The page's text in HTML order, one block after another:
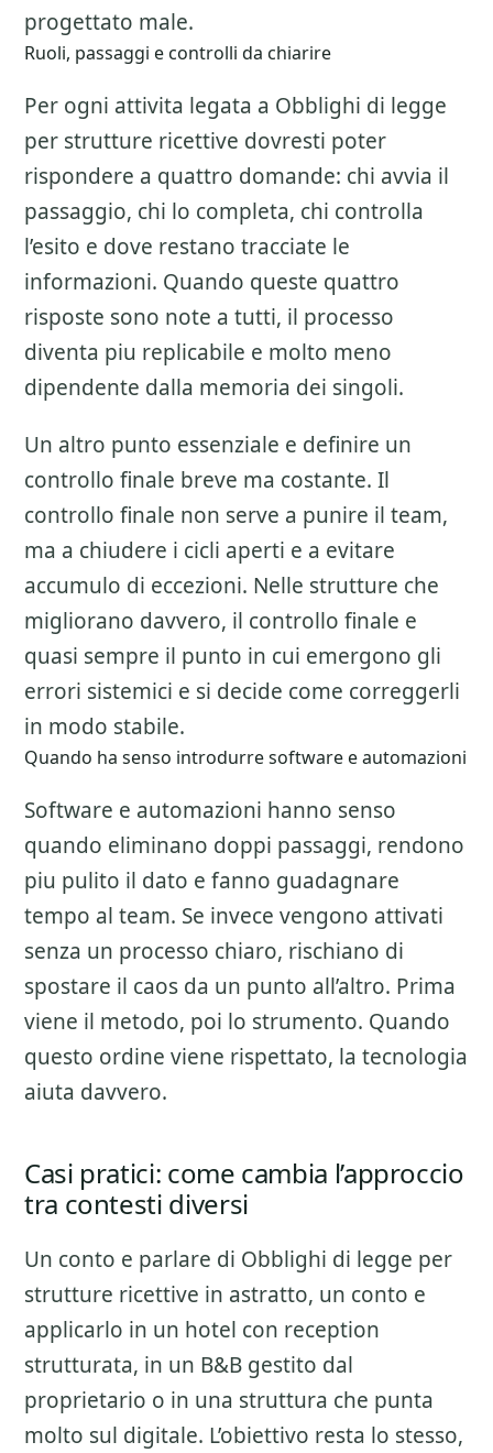
progettato male.
Ruoli, passaggi e controlli da chiarire
Per ogni attivita legata a Obblighi di legge
per strutture ricettive dovresti poter
rispondere a quattro domande: chi avvia il
passaggio, chi lo completa, chi controlla
l’esito e dove restano tracciate le
informazioni. Quando queste quattro
risposte sono note a tutti, il processo
diventa piu replicabile e molto meno
dipendente dalla memoria dei singoli.
Un altro punto essenziale e definire un
controllo finale breve ma costante. Il
controllo finale non serve a punire il team,
ma a chiudere i cicli aperti e a evitare
accumulo di eccezioni. Nelle strutture che
migliorano davvero, il controllo finale e
quasi sempre il punto in cui emergono gli
errori sistemici e si decide come correggerli
in modo stabile.
Quando ha senso introdurre software e automazioni
Software e automazioni hanno senso
quando eliminano doppi passaggi, rendono
piu pulito il dato e fanno guadagnare
tempo al team. Se invece vengono attivati
senza un processo chiaro, rischiano di
spostare il caos da un punto all’altro. Prima
viene il metodo, poi lo strumento. Quando
questo ordine viene rispettato, la tecnologia
aiuta davvero.
Casi pratici: come cambia l’approccio
tra contesti diversi
Un conto e parlare di Obblighi di legge per
strutture ricettive in astratto, un conto e
applicarlo in un hotel con reception
strutturata, in un B&B gestito dal
proprietario o in una struttura che punta
molto sul digitale. L’obiettivo resta lo stesso,